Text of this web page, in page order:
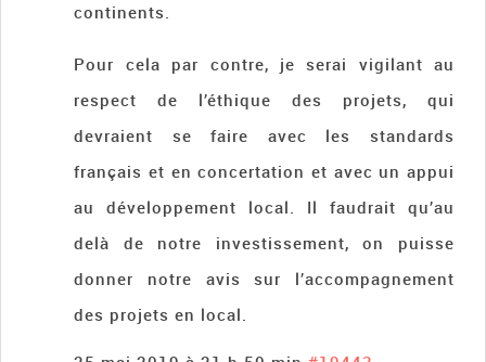
continents.
Pour cela par contre, je serai vigilant au
respect de l’éthique des projets, qui
devraient se faire avec les standards
français et en concertation et avec un appui
au développement local. Il faudrait qu’au
delà de notre investissement, on puisse
donner notre avis sur l’accompagnement
des projets en local.